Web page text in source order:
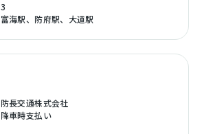
3
富海駅、防府駅、大道駅
防長交通株式会社
降車時支払い